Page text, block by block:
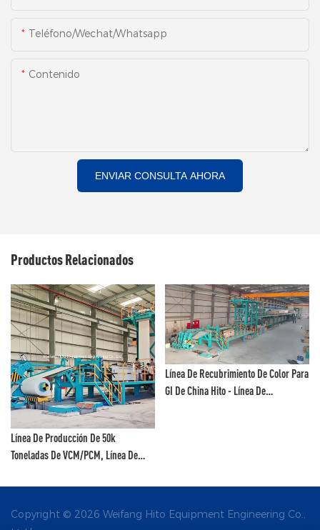
Teléfono/Wechat/Whatsapp
Contenido
ENVIAR CONSULTA AHORA
Productos Relacionados
Línea De Recubrimiento De Color Para
GI De China Hito - Línea De
Recubrimiento De Fluoruro De
Polivinilideno Y Línea De Pintura De
Color
Copyright © 2026 Weifang Hito Equipment Engineering Co.,